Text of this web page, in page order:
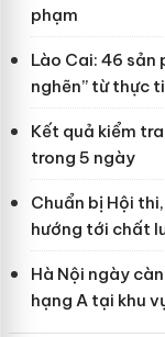
phạm
Lào Cai: 46 sản
nghẽn” từ thực
Kết quả kiểm
trong 5 ngày
Chuẩn bị Hội
hướng tới chất
Hà Nội ngày
hạng A tại khu